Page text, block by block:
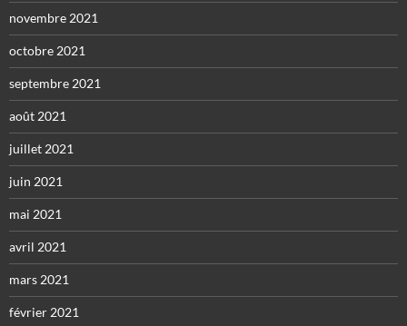
novembre 2021
octobre 2021
septembre 2021
août 2021
juillet 2021
juin 2021
mai 2021
avril 2021
mars 2021
février 2021